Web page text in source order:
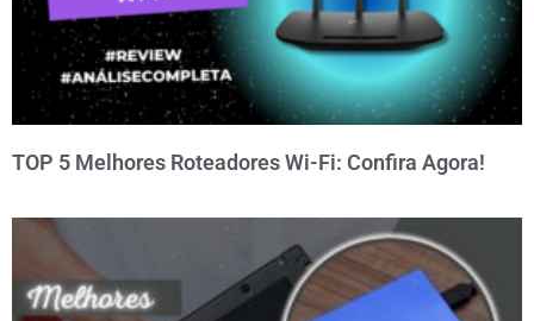
TOP 5 Melhores Roteadores Wi-Fi: Confira Agora!